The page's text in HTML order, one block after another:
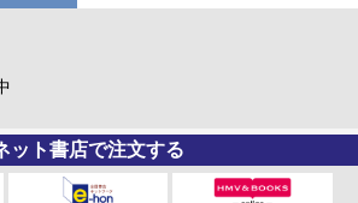
ット書店で注文する